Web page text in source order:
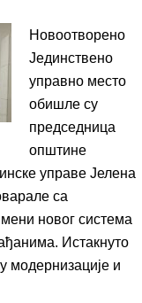
Новоотворено
Јединствено
управно место
обишле су
председница
општине
управе Јелена
са
новог система
Истакнуто
модернизације и